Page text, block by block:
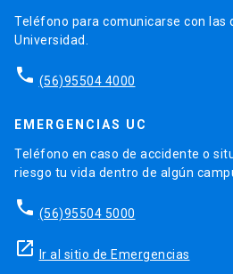
Teléfono para comunicarse con las
Universidad.
phone (56)95504 4000
EMERGENCIAS UC
Teléfono en caso de accidente o
riesgo tu vida dentro de algún
phone (56)95504 5000
launch Ir al sitio de Emergencias